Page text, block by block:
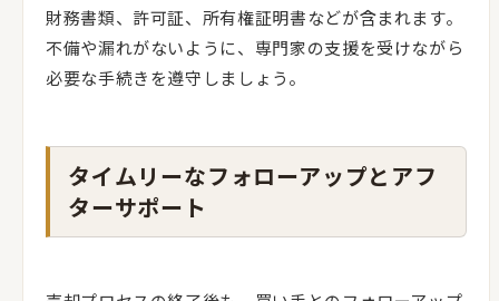
財務書類、許可証、所有権証明書などが含まれます。
不備や漏れがないように、専門家の支援を受けながら
必要な手続きを遵守しましょう。
タイムリーなフォローアップとアフ
ターサポート